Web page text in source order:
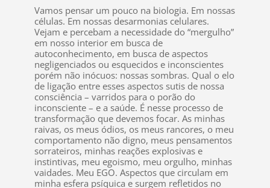
Vamos pensar um pouco na biologia. Em nossas
células. Em nossas desarmonias celulares.
Vejam e percebam a necessidade do “mergulho”
em nosso interior em busca de
autoconhecimento, em busca de aspectos
negligenciados ou esquecidos e inconscientes
porém não inócuos: nossas sombras. Qual o elo
de ligação entre esses aspectos sutis de nossa
consciência – varridos para o porão do
inconsciente – e a saúde. É nesse processo de
transformação que devemos focar. As minhas
raivas, os meus ódios, os meus rancores, o meu
comportamento não digno, meus pensamentos
sorrateiros, minhas reações explosivas e
instintivas, meu egoismo, meu orgulho, minhas
vaidades. Meu EGO. Aspectos que circulam em
minha esfera psíquica e surgem refletidos no